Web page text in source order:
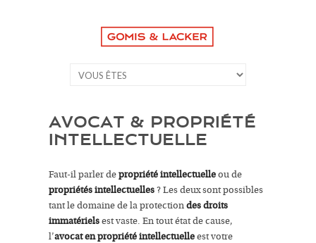
AVOCAT & PROPRIÉTÉ
INTELLECTUELLE
Faut-il parler depropriété intellectuelleou de
propriétés intellectuelles? Les deux sont possibles
tant le domaine de la protectiondes droits
immatérielsest vaste. En tout état de cause,
l’avocat en propriété intellectuelleest votre